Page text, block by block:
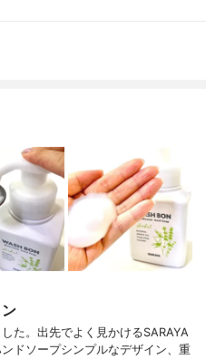
た。出先でよく見かけるSARAYA
ドソープシンプルなデザイン、重